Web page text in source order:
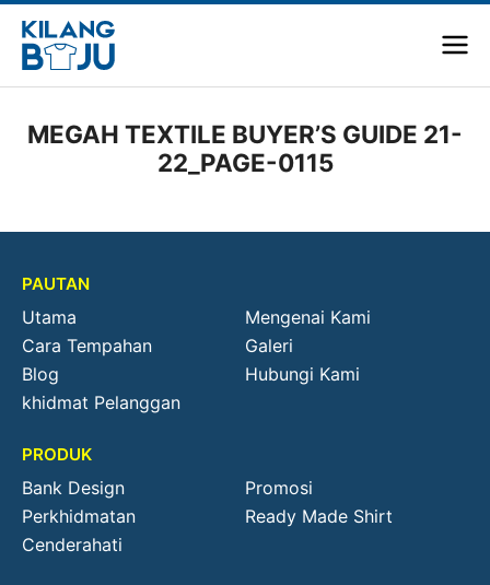
MEGAH TEXTILE BUYER’S GUIDE 21-
22_PAGE-0115
PAUTAN
Utama
Mengenai Kami
Cara Tempahan
Galeri
Blog
Hubungi Kami
khidmat Pelanggan
PRODUK
Bank Design
Promosi
Perkhidmatan
Ready Made Shirt
Cenderahati